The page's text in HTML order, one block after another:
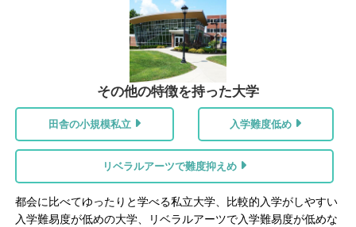
その他の特徴を持った大学
田舎の小規模私立 入学難度低め
リベラルアーツで難度抑えめ
都会に比べてゆったりと学べる私立大学、比較的入学がしやすい
入学難易度が低めの大学、リベラルアーツで入学難易度が低めな